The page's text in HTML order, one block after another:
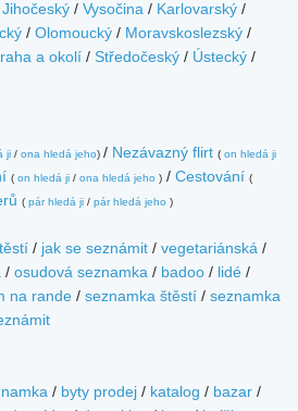
Jihočeský / Vysočina / Karlovarský /
/ Olomoucký / Moravskoslezský /
a okolí / Středočeský / Ústecký /
ji / ona hledá jeho) / Nezávazný flirt ( on hledá ji
( on hledá ji / ona hledá jeho ) / Cestování (
( pár hledá ji / pár hledá jeho )
/ jak se seznámit / vegetariánská /
/ osudová seznamka / badoo / lidé /
na rande / seznamka štěstí / seznamka
/ byty prodej / katalog / bazar /